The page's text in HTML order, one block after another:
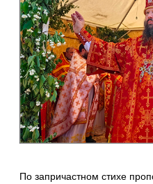
По запричастном стихе